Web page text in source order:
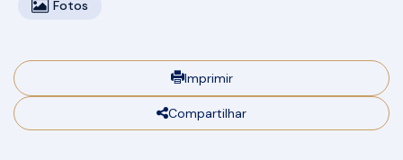
Fotos
Imprimir
Compartilhar